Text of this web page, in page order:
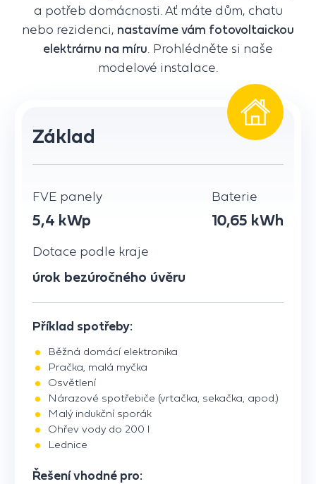
a potřeb domácnosti. Ať máte dům, chatu
nebo rezidenci, nastavíme vám fotovoltaickou
elektrárnu na míru. Prohlédněte si naše
modelové instalace.
Základ
FVE panely
5,4 kWp
Baterie
10,65 kWh
Dotace podle kraje
úrok bezúročného úvěru
Příklad spotřeby:
Běžná domácí elektronika
Pračka, malá myčka
Osvětlení
Nárazové spotřebiče (vrtačka, sekačka, apod.)
Malý indukční sporák
Ohřev vody do 200 l
Lednice
Řešení vhodné pro: